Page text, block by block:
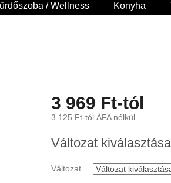
/ Wellness Konyha
3 969 Ft-tól
3 125 Ft-tól ÁFA nélkül
Változat kiválasztása
Változat